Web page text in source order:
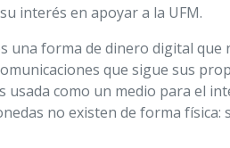
interés en apoyar a la UFM.
una forma de dinero digital
que sigue sus
usada como un medio para el
no existen de forma
Públicas —CADEP—
en la UFM